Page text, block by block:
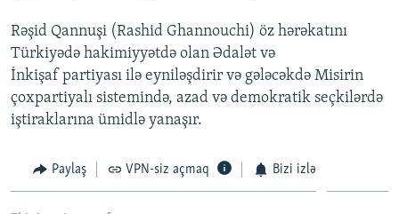
Rəşid Qannuşi (Rashid Ghannouchi) öz hərəkatını
Türkiyədə hakimiyyətdə olan Ədalət və
İnkişaf partiyası ilə eyniləşdirir və gələcəkdə Misirin
çoxpartiyalı sistemində, azad və demokratik seçkilərdə
iştiraklarına ümidlə yanaşır.
Paylaş VPN-siz açmaq Bizi izlə